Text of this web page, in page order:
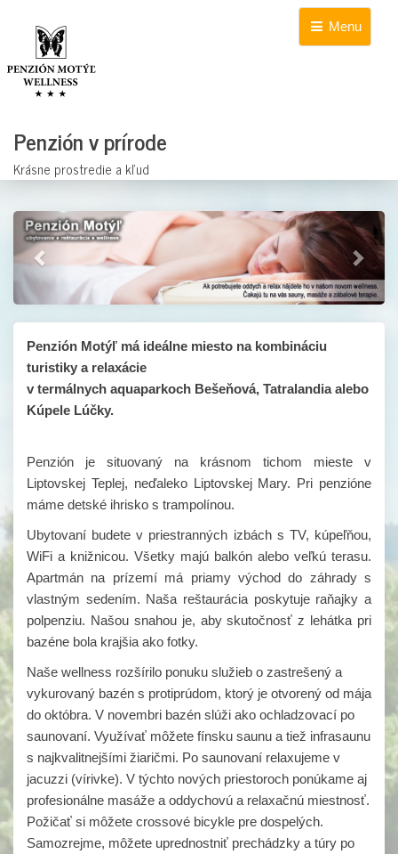
Menu
Penzión v prírode
Krásne prostredie a kľud
Předchozí Další
Penzión Motýľ má ideálne miesto na kombináciu
turistiky a relaxácie
v termálnych aquaparkoch Bešeňová, Tatralandia alebo
Kúpele Lúčky.
Penzión je situovaný na krásnom tichom mieste v
Liptovskej Teplej, neďaleko Liptovskej Mary. Pri penzióne
máme detské ihrisko s trampolínou.
Ubytovaní budete v priestranných izbách s TV, kúpeľňou,
WiFi a knižnicou. Všetky majú balkón alebo veľkú terasu.
Apartmán na prízemí má priamy východ do záhrady s
vlastným sedením. Naša reštaurácia poskytuje raňajky a
polpenziu. Našou snahou je, aby skutočnosť z lehátka pri
bazéne bola krajšia ako fotky.
Naše wellness rozšírilo ponuku služieb o zastrešený a
vykurovaný bazén s protiprúdom, ktorý je otvorený od mája
do októbra. V novembri bazén slúži ako ochladzovací po
saunovaní. Využívať môžete fínsku saunu a tiež infrasaunu
s najkvalitnejšími žiaričmi. Po saunovaní relaxujeme v
jacuzzi (vírivke). V týchto nových priestoroch ponúkame aj
profesionálne masáže a oddychovú a relaxačnú miestnosť.
Požičať si môžete crossové bicykle pre dospelých.
Samozrejme, môžete uprednostniť prechádzky a túry po